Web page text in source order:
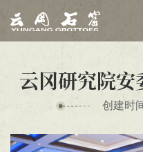
云冈研究院
创建时